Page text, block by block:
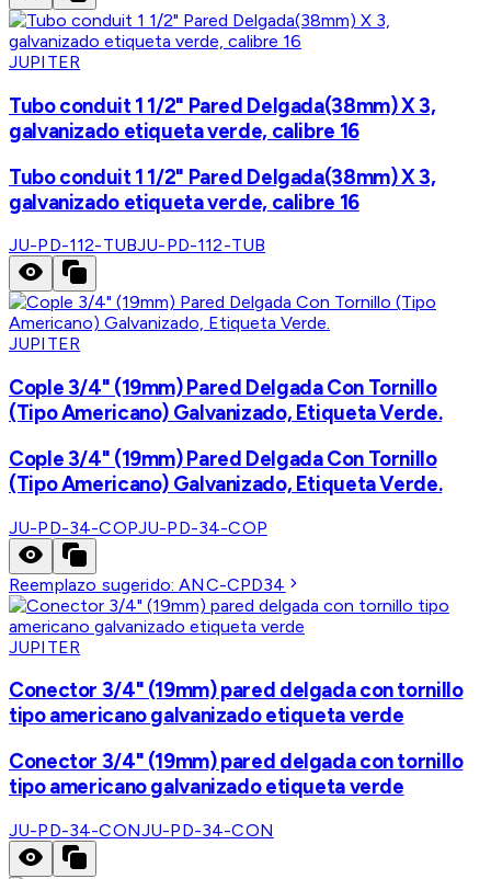
JUPITER
Tubo conduit 1 1/2" Pared Delgada(38mm) X 3,
galvanizado etiqueta verde, calibre 16
Tubo conduit 1 1/2" Pared Delgada(38mm) X 3,
galvanizado etiqueta verde, calibre 16
JU-PD-112-TUBJU-PD-112-TUB
JUPITER
Cople 3/4" (19mm) Pared Delgada Con Tornillo
(Tipo Americano) Galvanizado, Etiqueta Verde.
Cople 3/4" (19mm) Pared Delgada Con Tornillo
(Tipo Americano) Galvanizado, Etiqueta Verde.
JU-PD-34-COPJU-PD-34-COP
Reemplazo sugerido:ANC-CPD34
JUPITER
Conector 3/4" (19mm) pared delgada con tornillo
tipo americano galvanizado etiqueta verde
Conector 3/4" (19mm) pared delgada con tornillo
tipo americano galvanizado etiqueta verde
JU-PD-34-CONJU-PD-34-CON